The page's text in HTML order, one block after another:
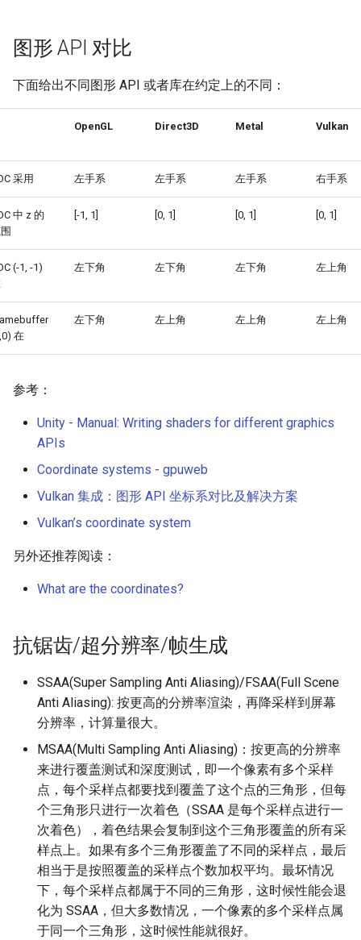
图形 API 对比
下面给出不同图形 API 或者库在约定上的不同：
OpenGL Direct3D Metal Vulkan
采用 左手系 左手系 左手系 右手系
中 z 的
[-1, 1] [0, 1] [0, 1] [0, 1]
(-1, -1)
左下角 左下角 左下角 左上角
在
左下角 左上角 左上角 左上角
参考：
Unity - Manual: Writing shaders for different graphics
APIs
Coordinate systems - gpuweb
Vulkan 集成：图形 API 坐标系对比及解决方案
Vulkan’s coordinate system
另外还推荐阅读：
What are the coordinates?
抗锯齿/超分辨率/帧生成
SSAA(Super Sampling Anti Aliasing)/FSAA(Full Scene
Anti Aliasing): 按更高的分辨率渲染，再降采样到屏幕
分辨率，计算量很大。
MSAA(Multi Sampling Anti Aliasing)：按更高的分辨率
来进行覆盖测试和深度测试，即一个像素有多个采样
点，每个采样点都要找到覆盖了这个点的三角形，但每
个三角形只进行一次着色（SSAA 是每个采样点进行一
次着色），着色结果会复制到这个三角形覆盖的所有采
样点上。如果有多个三角形覆盖了不同的采样点，最后
相当于是按照覆盖的采样点个数加权平均。最坏情况
下，每个采样点都属于不同的三角形，这时候性能会退
化为 SSAA，但大多数情况，一个像素的多个采样点属
于同一个三角形，这时候性能就很好。